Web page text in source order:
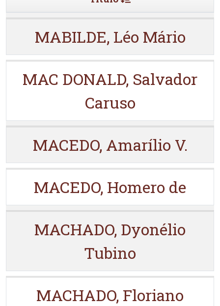
MABILDE, Léo Mário
MAC DONALD, Salvador
Caruso
MACEDO, Amarílio V.
MACEDO, Homero de
MACHADO, Dyonélio
Tubino
MACHADO, Floriano